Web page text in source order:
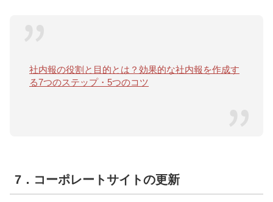
社内報の役割と目的とは？効果的な社内報を作成す
る7つのステップ・5つのコツ
7．コーポレートサイトの更新